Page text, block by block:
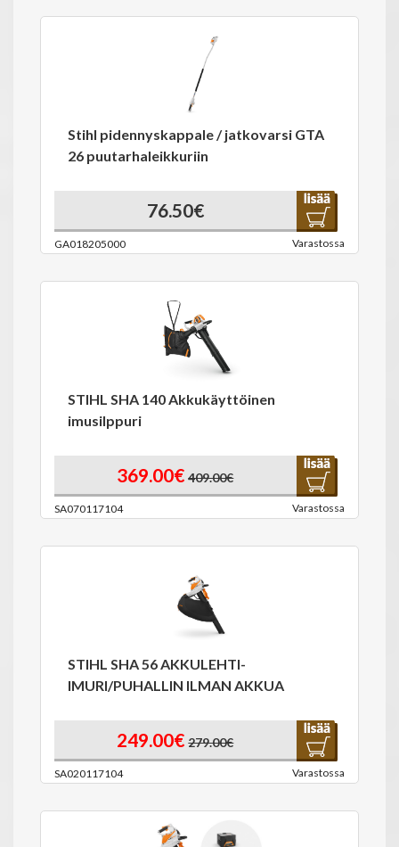
Stihl pidennyskappale / jatkovarsi GTA
26 puutarhaleikkuriin
76.50€
GA018205000 Varastossa
STIHL SHA 140 Akkukäyttöinen
imusilppuri
369.00€ 409.00€
SA070117104 Varastossa
STIHL SHA 56 AKKULEHTI-
IMURI/PUHALLIN ILMAN AKKUA
249.00€ 279.00€
SA020117104 Varastossa